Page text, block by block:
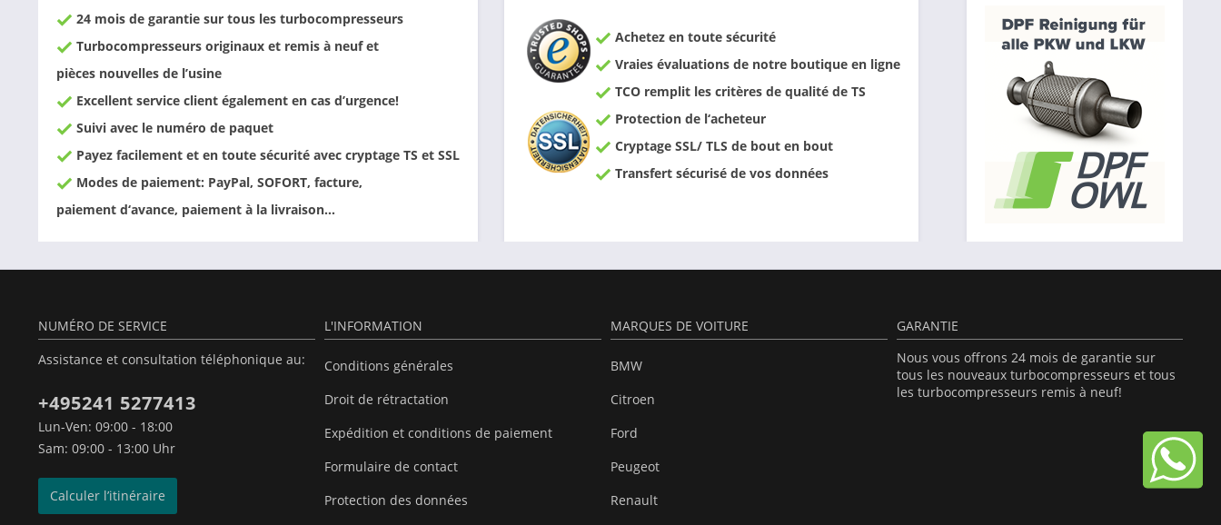
24 mois de garantie sur tous les turbocompresseurs
Turbocompresseurs originaux et remis à neuf et
pièces nouvelles de l’usine
Excellent service client également en cas d’urgence!
Suivi avec le numéro de paquet
Payez facilement et en toute sécurité avec cryptage TS et SSL
Modes de paiement: PayPal, SOFORT, facture,
paiement d‘avance, paiement à la livraison…
Achetez en toute sécurité
Vraies évaluations de notre boutique en ligne
TCO remplit les critères de qualité de TS
Protection de l‘acheteur
Cryptage SSL/ TLS de bout en bout
Transfert sécurisé de vos données
NUMÉRO DE SERVICE
Assistance et consultation téléphonique au:
+495241 5277413
Lun-Ven: 09:00 - 18:00
Sam: 09:00 - 13:00 Uhr
Calculer l’itinéraire
L'INFORMATION
Conditions générales
Droit de rétractation
Expédition et conditions de paiement
Formulaire de contact
Protection des données
MARQUES DE VOITURE
BMW
Citroen
Ford
Peugeot
Renault
GARANTIE
Nous vous offrons 24 mois de garantie sur
tous les nouveaux turbocompresseurs et tous
les turbocompresseurs remis à neuf!